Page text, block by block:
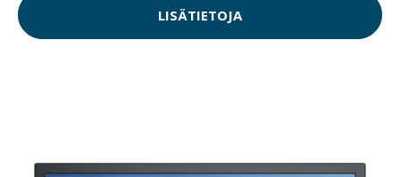
LISÄTIETOJA